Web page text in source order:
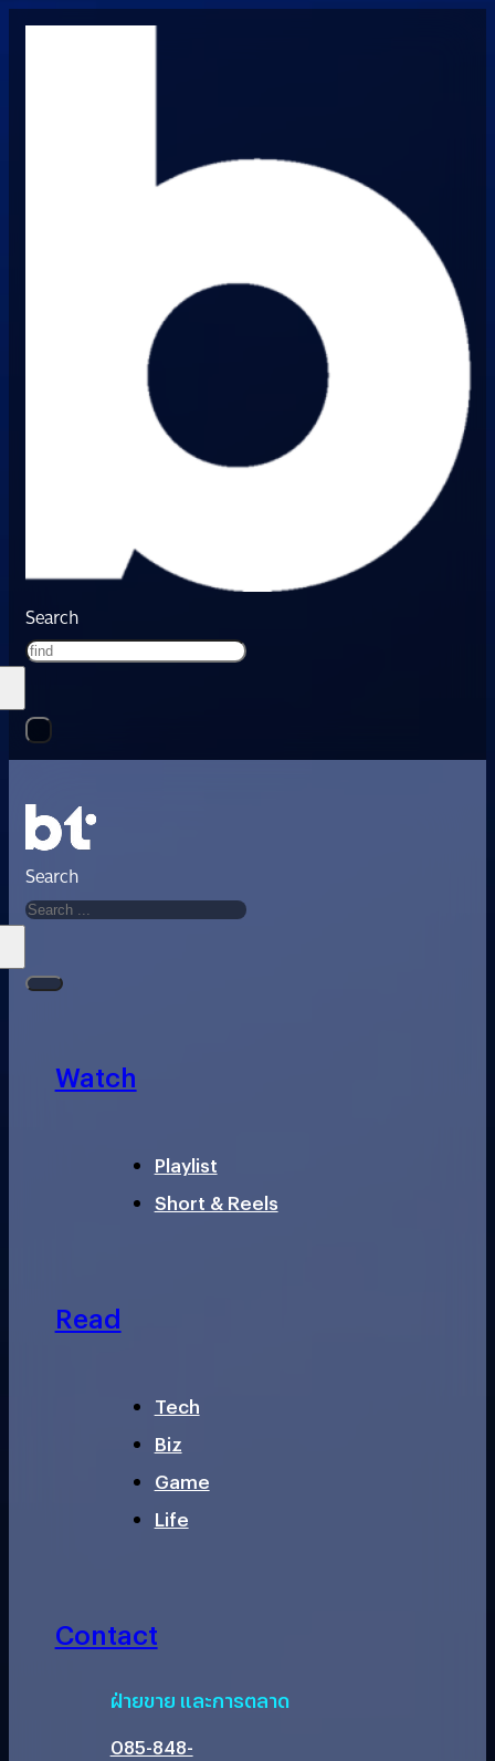
Search
Search
Watch
Playlist
Short & Reels
Read
Tech
Biz
Game
Life
Contact
ฝ่ายขาย และการตลาด
085-848-